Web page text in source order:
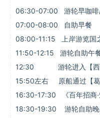
06:30-07:00 游轮早咖啡
07:00-08:00 自助早餐
08:00-11:15 上岸游览国
11:50-12:15 游轮自助午
12:30 游轮进入【西
15:50左右 原船通过【葛
16:30-17:30 《百年招商·
18:30-19:30 游轮自助晚